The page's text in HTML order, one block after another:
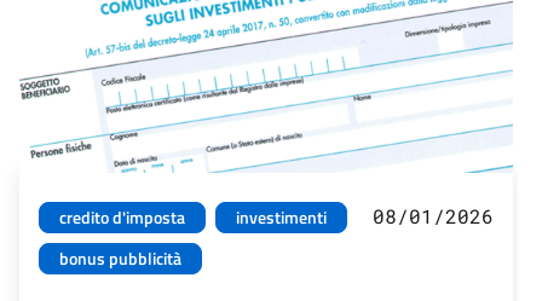
credito d'imposta
investimenti
bonus pubblicità
08/01/2026